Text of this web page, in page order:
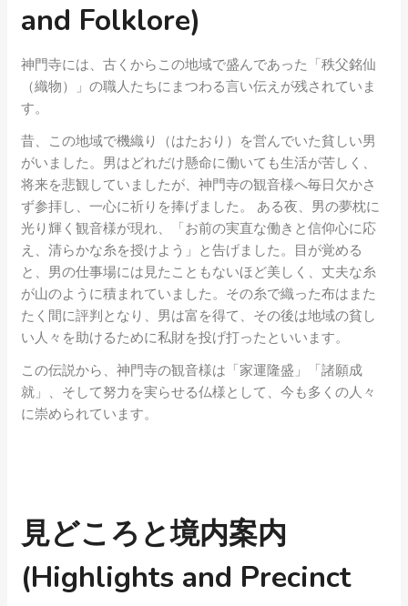
and Folklore)
神門寺には、古くからこの地域で盛んであった「秩父銘仙
（織物）」の職人たちにまつわる言い伝えが残されていま
す。
昔、この地域で機織り（はたおり）を営んでいた貧しい男
がいました。男はどれだけ懸命に働いても生活が苦しく、
将来を悲観していましたが、神門寺の観音様へ毎日欠かさ
ず参拝し、一心に祈りを捧げました。 ある夜、男の夢枕に
光り輝く観音様が現れ、「お前の実直な働きと信仰心に応
え、清らかな糸を授けよう」と告げました。目が覚める
と、男の仕事場には見たこともないほど美しく、丈夫な糸
が山のように積まれていました。その糸で織った布はまた
たく間に評判となり、男は富を得て、その後は地域の貧し
い人々を助けるために私財を投げ打ったといいます。
この伝説から、神門寺の観音様は「家運隆盛」「諸願成
就」、そして努力を実らせる仏様として、今も多くの人々
に崇められています。
見どころと境内案内
(Highlights and Precinct